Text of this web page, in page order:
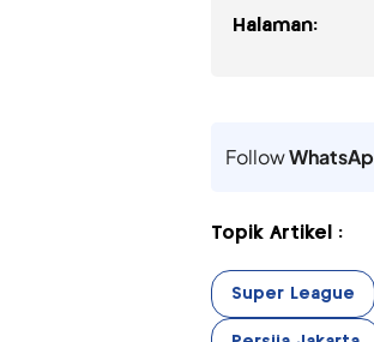
Halaman:
Follow
Topik Artikel :
Super League